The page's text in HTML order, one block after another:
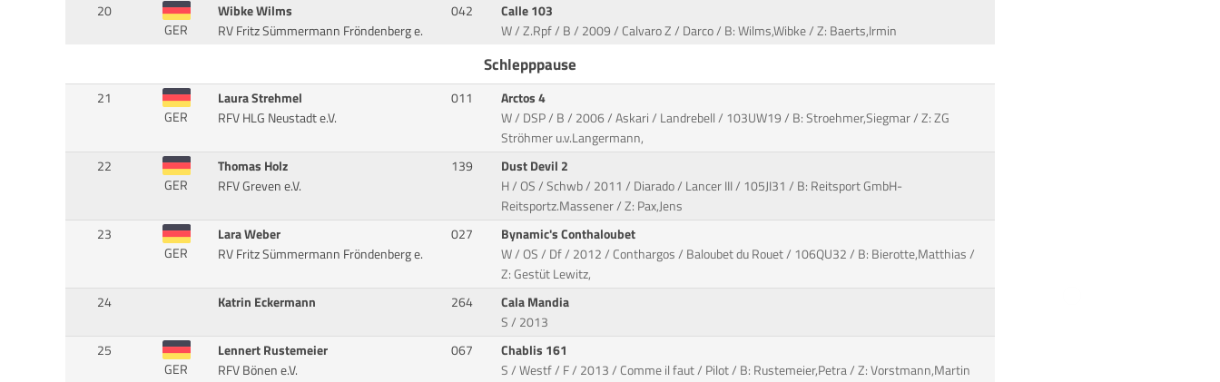
20
GER
Wibke Wilms
RV Fritz Sümmermann Fröndenberg e.
042
Calle 103
W / Z.Rpf / B / 2009 / Calvaro Z / Darco / B: Wilms,Wibke / Z: Baerts,Irmin
Schlepppause
21
GER
Laura Strehmel
RFV HLG Neustadt e.V.
011
Arctos 4
W / DSP / B / 2006 / Askari / Landrebell / 103UW19 / B: Stroehmer,Siegmar / Z: ZG
Ströhmer u.v.Langermann,
22
GER
Thomas Holz
RFV Greven e.V.
139
Dust Devil 2
H / OS / Schwb / 2011 / Diarado / Lancer III / 105JI31 / B: Reitsport GmbH-
Reitsportz.Massener / Z: Pax,Jens
23
GER
Lara Weber
RV Fritz Sümmermann Fröndenberg e.
027
Bynamic's Conthaloubet
W / OS / Df / 2012 / Conthargos / Baloubet du Rouet / 106QU32 / B: Bierotte,Matthias /
Z: Gestüt Lewitz,
24
Katrin Eckermann 264
Cala Mandia
S / 2013
25
GER
Lennert Rustemeier
RFV Bönen e.V.
067
Chablis 161
S / Westf / F / 2013 / Comme il faut / Pilot / B: Rustemeier,Petra / Z: Vorstmann,Martin